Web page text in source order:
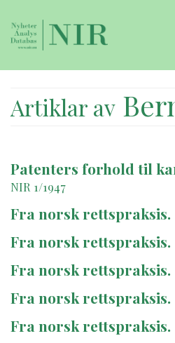
Artiklar av
Patenters forhold til
NIR 1/1947
Fra norsk rettspraksis.
Fra norsk rettspraksis.
Fra norsk rettspraksis.
Fra norsk rettspraksis.
Fra norsk rettspraksis.